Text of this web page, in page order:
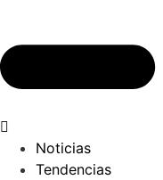
Noticias
Tendencias